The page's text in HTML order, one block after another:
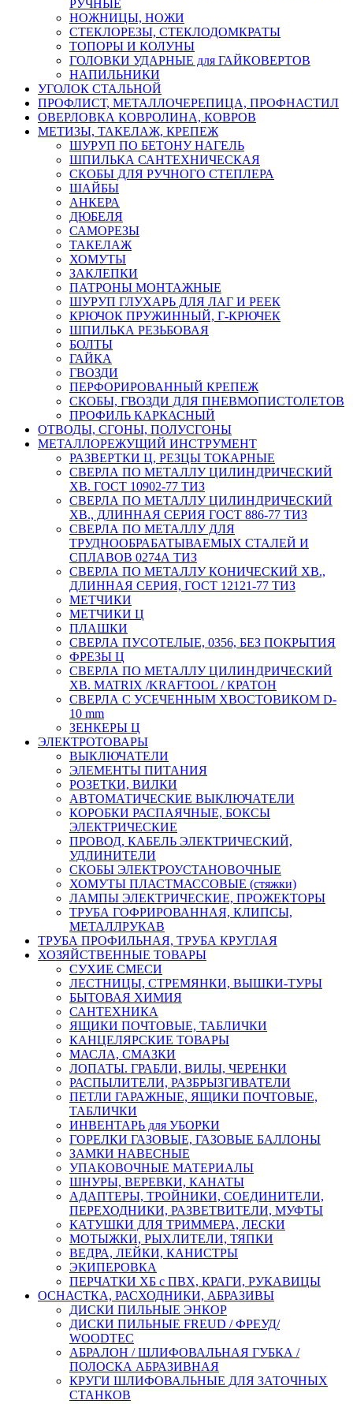
РУЧНЫЕ
НОЖНИЦЫ, НОЖИ
СТЕКЛОРЕЗЫ, СТЕКЛОДОМКРАТЫ
ТОПОРЫ И КОЛУНЫ
ГОЛОВКИ УДАРНЫЕ для ГАЙКОВЕРТОВ
НАПИЛЬНИКИ
УГОЛОК СТАЛЬНОЙ
ПРОФЛИСТ, МЕТАЛЛОЧЕРЕПИЦА, ПРОФНАСТИЛ
ОВЕРЛОВКА КОВРОЛИНА, КОВРОВ
МЕТИЗЫ, ТАКЕЛАЖ, КРЕПЕЖ
ШУРУП ПО БЕТОНУ НАГЕЛЬ
ШПИЛЬКА САНТЕХНИЧЕСКАЯ
СКОБЫ ДЛЯ РУЧНОГО СТЕПЛЕРА
ШАЙБЫ
АНКЕРА
ДЮБЕЛЯ
САМОРЕЗЫ
ТАКЕЛАЖ
ХОМУТЫ
ЗАКЛЕПКИ
ПАТРОНЫ МОНТАЖНЫЕ
ШУРУП ГЛУХАРЬ ДЛЯ ЛАГ И РЕЕК
КРЮЧОК ПРУЖИННЫЙ, Г-КРЮЧЕК
ШПИЛЬКА РЕЗЬБОВАЯ
БОЛТЫ
ГАЙКА
ГВОЗДИ
ПЕРФОРИРОВАННЫЙ КРЕПЕЖ
СКОБЫ, ГВОЗДИ ДЛЯ ПНЕВМОПИСТОЛЕТОВ
ПРОФИЛЬ КАРКАСНЫЙ
ОТВОДЫ, СГОНЫ, ПОЛУСГОНЫ
МЕТАЛЛОРЕЖУЩИЙ ИНСТРУМЕНТ
РАЗВЕРТКИ Ц, РЕЗЦЫ ТОКАРНЫЕ
СВЕРЛА ПО МЕТАЛЛУ ЦИЛИНДРИЧЕСКИЙ
ХВ. ГОСТ 10902-77 ТИЗ
СВЕРЛА ПО МЕТАЛЛУ ЦИЛИНДРИЧЕСКИЙ
ХВ., ДЛИННАЯ СЕРИЯ ГОСТ 886-77 ТИЗ
СВЕРЛА ПО МЕТАЛЛУ ДЛЯ
ТРУДНООБРАБАТЫВАЕМЫХ СТАЛЕЙ И
СПЛАВОВ 0274А ТИЗ
СВЕРЛА ПО МЕТАЛЛУ КОНИЧЕСКИЙ ХВ.,
ДЛИННАЯ СЕРИЯ, ГОСТ 12121-77 ТИЗ
МЕТЧИКИ
МЕТЧИКИ Ц
ПЛАШКИ
СВЕРЛА ПУСОТЕЛЫЕ, 0356, БЕЗ ПОКРЫТИЯ
ФРЕЗЫ Ц
СВЕРЛА ПО МЕТАЛЛУ ЦИЛИНДРИЧЕСКИЙ
ХВ. MATRIX /KRAFTOOL / КРАТОН
СВЕРЛА С УСЕЧЕННЫМ ХВОСТОВИКОМ D-
10 mm
ЗЕНКЕРЫ Ц
ЭЛЕКТРОТОВАРЫ
ВЫКЛЮЧАТЕЛИ
ЭЛЕМЕНТЫ ПИТАНИЯ
РОЗЕТКИ, ВИЛКИ
АВТОМАТИЧЕСКИЕ ВЫКЛЮЧАТЕЛИ
КОРОБКИ РАСПАЯЧНЫЕ, БОКСЫ
ЭЛЕКТРИЧЕСКИЕ
ПРОВОД, КАБЕЛЬ ЭЛЕКТРИЧЕСКИЙ,
УДЛИНИТЕЛИ
СКОБЫ ЭЛЕКТРОУСТАНОВОЧНЫЕ
ХОМУТЫ ПЛАСТМАССОВЫЕ (стяжки)
ЛАМПЫ ЭЛЕКТРИЧЕСКИЕ, ПРОЖЕКТОРЫ
ТРУБА ГОФРИРОВАННАЯ, КЛИПСЫ,
МЕТАЛЛРУКАВ
ТРУБА ПРОФИЛЬНАЯ, ТРУБА КРУГЛАЯ
ХОЗЯЙСТВЕННЫЕ ТОВАРЫ
СУХИЕ СМЕСИ
ЛЕСТНИЦЫ, СТРЕМЯНКИ, ВЫШКИ-ТУРЫ
БЫТОВАЯ ХИМИЯ
САНТЕХНИКА
ЯЩИКИ ПОЧТОВЫЕ, ТАБЛИЧКИ
КАНЦЕЛЯРСКИЕ ТОВАРЫ
МАСЛА, СМАЗКИ
ЛОПАТЫ. ГРАБЛИ, ВИЛЫ, ЧЕРЕНКИ
РАСПЫЛИТЕЛИ, РАЗБРЫЗГИВАТЕЛИ
ПЕТЛИ ГАРАЖНЫЕ, ЯЩИКИ ПОЧТОВЫЕ,
ТАБЛИЧКИ
ИНВЕНТАРЬ для УБОРКИ
ГОРЕЛКИ ГАЗОВЫЕ, ГАЗОВЫЕ БАЛЛОНЫ
ЗАМКИ НАВЕСНЫЕ
УПАКОВОЧНЫЕ МАТЕРИАЛЫ
ШНУРЫ, ВЕРЕВКИ, КАНАТЫ
АДАПТЕРЫ, ТРОЙНИКИ, СОЕДИНИТЕЛИ,
ПЕРЕХОДНИКИ, РАЗВЕТВИТЕЛИ, МУФТЫ
КАТУШКИ ДЛЯ ТРИММЕРА, ЛЕСКИ
МОТЫЖКИ, РЫХЛИТЕЛИ, ТЯПКИ
ВЕДРА, ЛЕЙКИ, КАНИСТРЫ
ЭКИПЕРОВКА
ПЕРЧАТКИ ХБ с ПВХ, КРАГИ, РУКАВИЦЫ
ОСНАСТКА, РАСХОДНИКИ, АБРАЗИВЫ
ДИСКИ ПИЛЬНЫЕ ЭНКОР
ДИСКИ ПИЛЬНЫЕ FREUD / ФРЕУД/
WOODTEC
АБРАЛОН / ШЛИФОВАЛЬНАЯ ГУБКА /
ПОЛОСКА АБРАЗИВНАЯ
КРУГИ ШЛИФОВАЛЬНЫЕ ДЛЯ ЗАТОЧНЫХ
СТАНКОВ